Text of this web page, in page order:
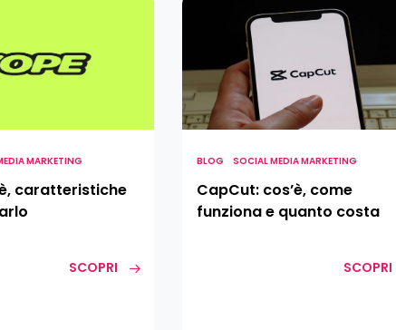
MARKETING
caratteristiche
SCOPRI
funziona
e
quanto
costa
BLOG SOCIAL MEDIA MARKETING
CapCut: cos’è, come
funziona e quanto costa
SCOPRI